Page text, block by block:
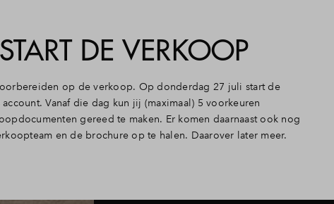
DE VERKOOP
op de verkoop. Op donderdag 27 juli start de
Vanaf die dag kun jij (maximaal) 5 voorkeuren
gereed te maken. Er komen daarnaast ook nog
en de brochure op te halen. Daarover later meer.